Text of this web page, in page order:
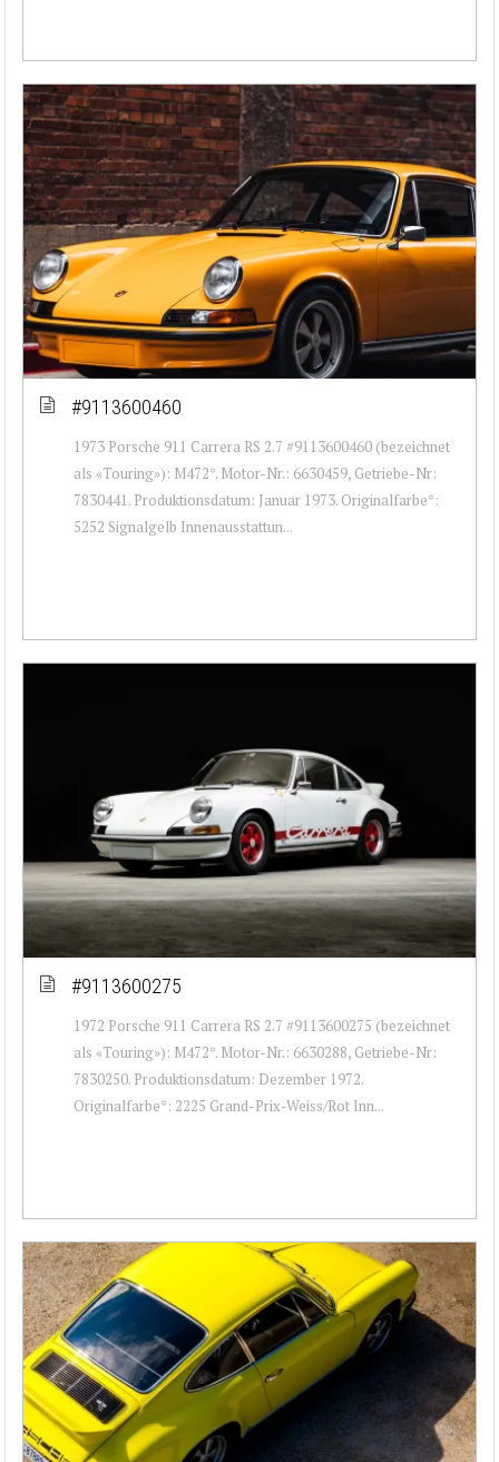
#9113600460
1973 Porsche 911 Carrera RS 2.7 #9113600460 (bezeichnet
als «Touring»): M472*. Motor-Nr.: 6630459, Getriebe-Nr:
7830441. Produktionsdatum: Januar 1973. Originalfarbe*:
5252 Signalgelb Innenausstattun...
#9113600275
1972 Porsche 911 Carrera RS 2.7 #9113600275 (bezeichnet
als «Touring»): M472*. Motor-Nr.: 6630288, Getriebe-Nr:
7830250. Produktionsdatum: Dezember 1972.
Originalfarbe*: 2225 Grand-Prix-Weiss/Rot Inn...